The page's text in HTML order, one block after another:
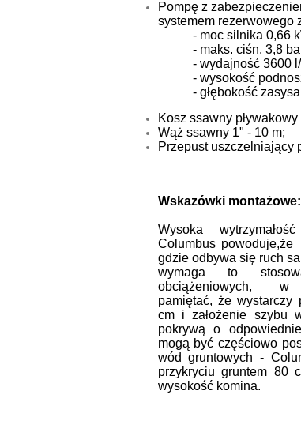
Pompę z
systemem rezerwowego
- moc silnika 0,66
- maks. ciśn. 3,8
- wydajność 3600
- wysokość
- głębokość
Kosz ssawny
Wąż ssawny 1" - 10 m;
Przepust uszczelniający
Wskazówki montażowe:
Wysoka
Columbus
gdzie odbywa się ruch
wymaga to
obciążeniowych, w
pamiętać, że wystarczy
cm i założenie szybu
pokrywą o
mogą być częściowo
wód gruntowych -
przykryciu gruntem 80
wysokość komina.